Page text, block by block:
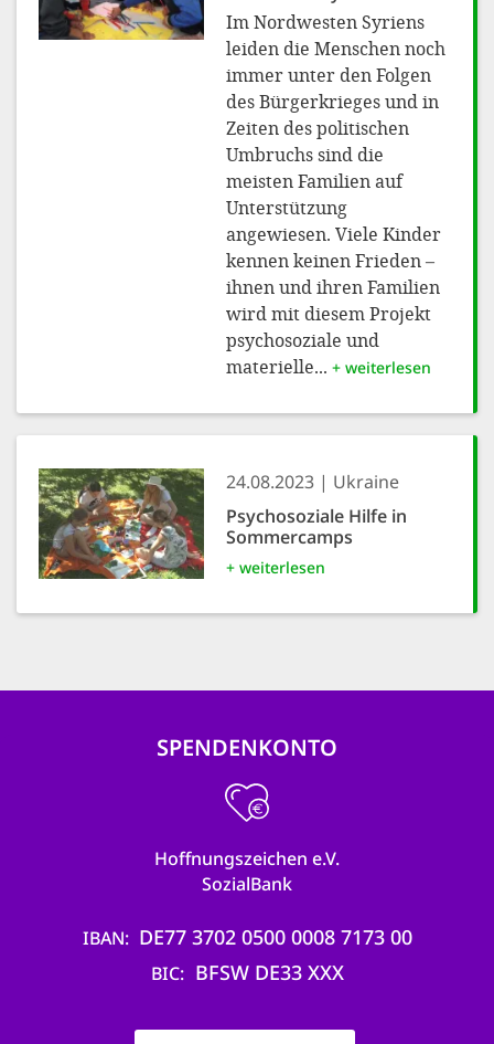
Im Nordwesten Syriens
leiden die Menschen noch
immer unter den Folgen
des Bürgerkrieges und in
Zeiten des politischen
Umbruchs sind die
meisten Familien auf
Unterstützung
angewiesen. Viele Kinder
kennen keinen Frieden –
ihnen und ihren Familien
wird mit diesem Projekt
psychosoziale und
materielle... + weiterlesen
24.08.2023
Ukraine
Psychosoziale Hilfe in
Sommercamps
+ weiterlesen
SPENDENKONTO
Hoffnungszeichen e.V.
SozialBank
IBAN DE77 3702 0500 0008 7173 00
BIC BFSW DE33 XXX